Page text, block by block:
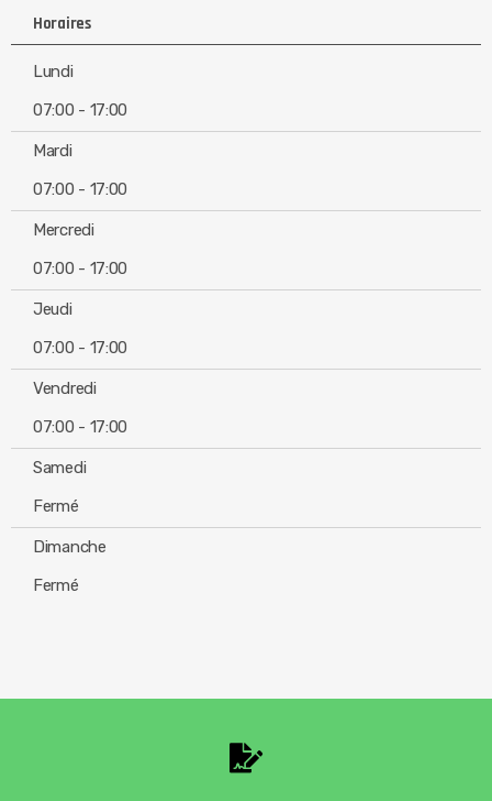
Horaires
Lundi
07:00 - 17:00
Mardi
07:00 - 17:00
Mercredi
07:00 - 17:00
Jeudi
07:00 - 17:00
Vendredi
07:00 - 17:00
Samedi
Fermé
Dimanche
Fermé